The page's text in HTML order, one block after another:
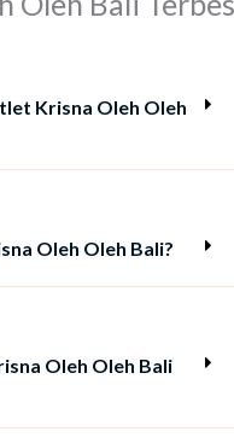
Krisna Oleh Oleh
Oleh Oleh Bali?
Oleh Oleh Bali